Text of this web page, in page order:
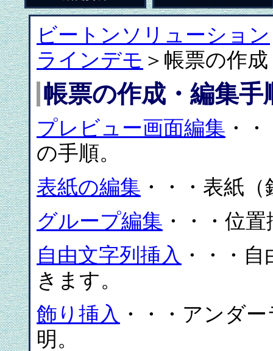
ビートンソリューション
ラインデモ ＞帳票の作
帳票の作成・編集手
プレビュー画面編集 ・
の手順。
表紙の編集 ・・・表紙
グループ編集 ・・・位
自由文字列挿入 ・・・
きます。
飾り挿入 ・・・アンダ
明。